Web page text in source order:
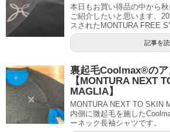
本日もお買い得品の中から
ご紹介したいと思います。
スされたMONTURA FREE
記事を
裏起毛Coolmax®の
【MONTURA NEXT
MAGLIA】
MONTURA NEXT TO SKIN
内側に微起毛を施した
ーネック長袖シャツです。